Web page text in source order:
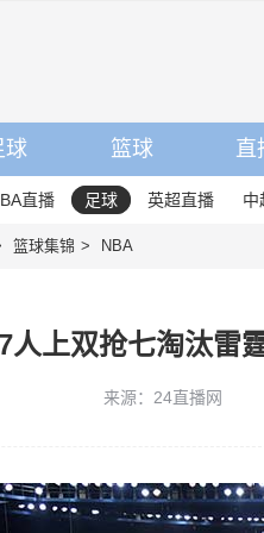
球 篮球 直
直播 足球 英超直播 中
篮球集锦 NBA
人上双抢七淘汰雷
来源：24直播网